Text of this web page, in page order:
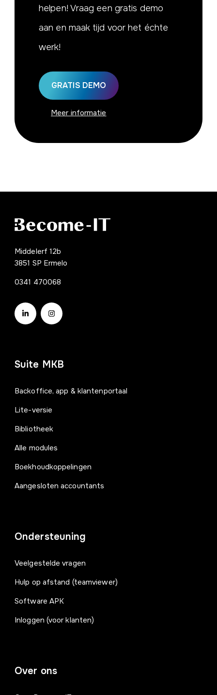
helpen! Vraag een gratis demo
aan en maak tijd voor het échte
werk!
GRATIS DEMO
Meer informatie
Middelerf 12b
3851 SP Ermelo
0341 470068
Suite MKB
Backoffice, app & klantenportaal
Lite-versie
Bibliotheek
Alle modules
Boekhoudkoppelingen
Aangesloten accountants
Ondersteuning
Veelgestelde vragen
Hulp op afstand (teamviewer)
Software APK
Inloggen (voor klanten)
Over ons